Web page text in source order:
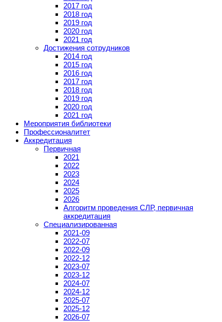
2017 год
2018 год
2019 год
2020 год
2021 год
Достижения сотрудников
2014 год
2015 год
2016 год
2017 год
2018 год
2019 год
2020 год
2021 год
Мероприятия библиотеки
Профессионалитет
Аккредитация
Первичная
2021
2022
2023
2024
2025
2026
Алгоритм проведения СЛР, первичная
аккредитация
Специализированная
2021-09
2022-07
2022-09
2022-12
2023-07
2023-12
2024-07
2024-12
2025-07
2025-12
2026-07